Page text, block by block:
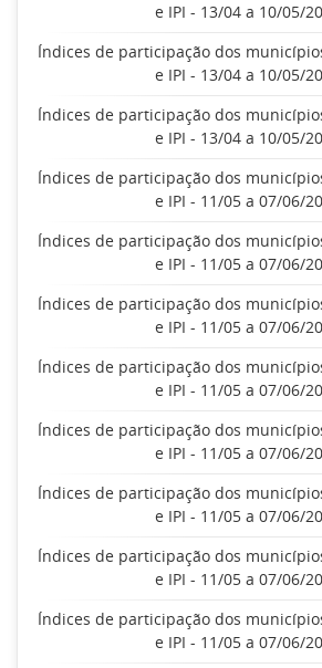
e IPI - 13/04 a 10/05/
Índices de participação dos
e IPI - 13/04 a 10/05/
Índices de participação dos
e IPI - 13/04 a 10/05/
Índices de participação dos
e IPI - 11/05 a 07/06/
Índices de participação dos
e IPI - 11/05 a 07/06/
Índices de participação dos
e IPI - 11/05 a 07/06/
Índices de participação dos
e IPI - 11/05 a 07/06/
Índices de participação dos
e IPI - 11/05 a 07/06/
Índices de participação dos
e IPI - 11/05 a 07/06/
Índices de participação dos
e IPI - 11/05 a 07/06/
Índices de participação dos
e IPI - 11/05 a 07/06/